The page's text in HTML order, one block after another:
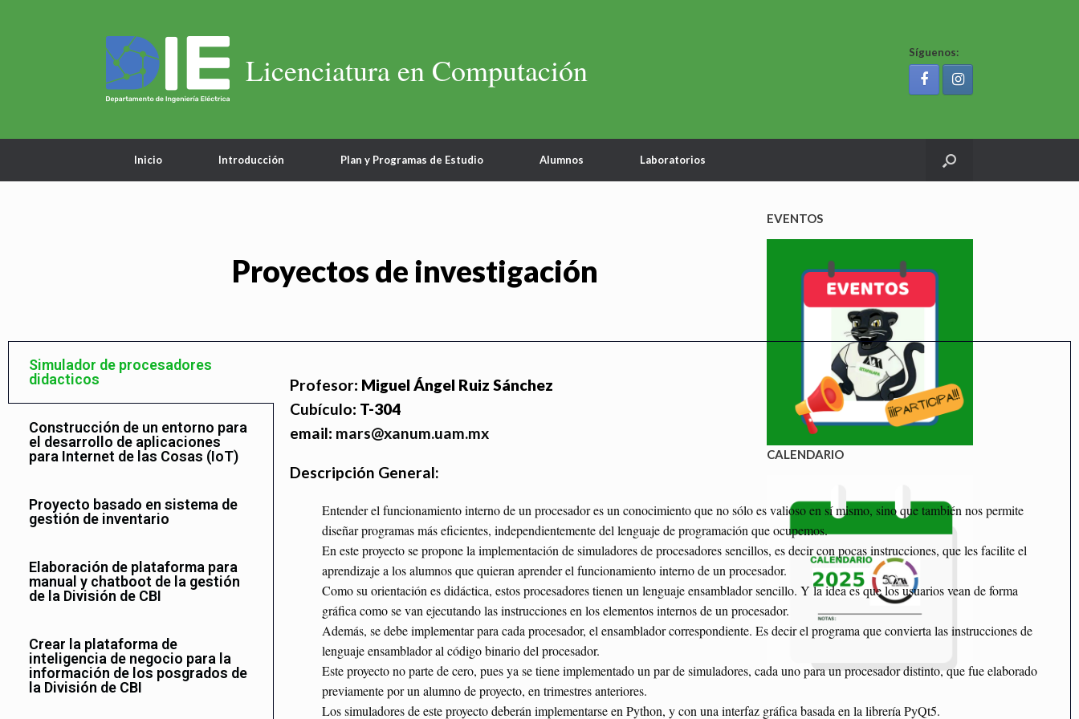
Licenciatura en Computación Síguenos:
Inicio Introducción Plan y Programas de Estudio Alumnos Laboratorios
Proyectos de investigación
Simulador de procesadores
didacticos
Construcción de un entorno para
el desarrollo de aplicaciones
para Internet de las Cosas (IoT)
Proyecto basado en sistema de
gestión de inventario
Elaboración de plataforma para
manual y chatboot de la gestión
de la División de CBI
Crear la plataforma de
inteligencia de negocio para la
información de los posgrados de
la División de CBI
Profesor: Miguel Ángel Ruiz Sánchez
Cubículo: T-304
email: mars@xanum.uam.mx
Descripción General:
Entender el funcionamiento interno de un procesador es un conocimiento que no sólo es valioso en sí mismo, sino que también nos permite
diseñar programas más eficientes, independientemente del lenguaje de programación que ocupemos.
En este proyecto se propone la implementación de simuladores de procesadores sencillos, es decir con pocas instrucciones, que les facilite el
aprendizaje a los alumnos que quieran aprender el funcionamiento interno de un procesador.
Como su orientación es didáctica, estos procesadores tienen un lenguaje ensamblador sencillo. Y la idea es que los usuarios vean de forma
gráfica como se van ejecutando las instrucciones en los elementos internos de un procesador.
Además, se debe implementar para cada procesador, el ensamblador correspondiente. Es decir el programa que convierta las instrucciones de
lenguaje ensamblador al código binario del procesador.
Este proyecto no parte de cero, pues ya se tiene implementado un par de simuladores, cada uno para un procesador distinto, que fue elaborado
previamente por un alumno de proyecto, en trimestres anteriores.
Los simuladores de este proyecto deberán implementarse en Python, y con una interfaz gráfica basada en la librería PyQt5.
EVENTOS
CALENDARIO